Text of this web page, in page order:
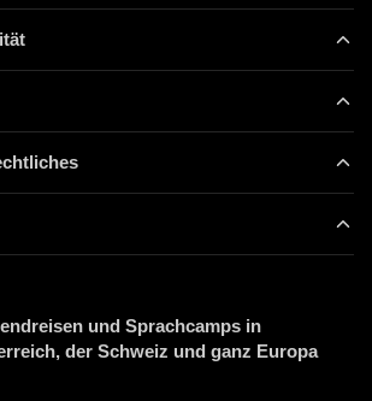
und Sprachcamps in
der Schweiz und ganz Europa